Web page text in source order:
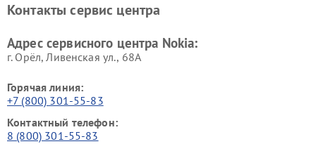
Контакты сервис центра
Адрес сервисного центра Nokia:
г. Орёл, Ливенская ул., 68А
Горячая линия:
+7 (800) 301-55-83
Контактный телефон:
8 (800) 301-55-83